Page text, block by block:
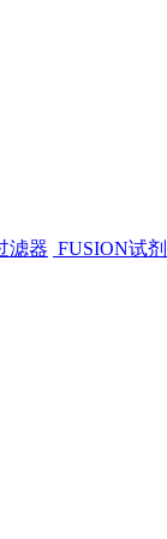
滤器 FUSION试剂